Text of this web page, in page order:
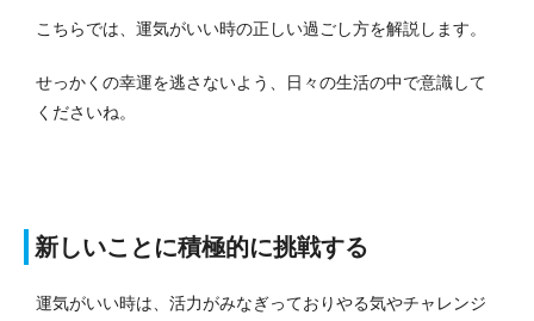
こちらでは、運気がいい時の正しい過ごし方を解説します。
せっかくの幸運を逃さないよう、日々の生活の中で意識して
くださいね。
新しいことに積極的に挑戦する
運気がいい時は、活力がみなぎっておりやる気やチャレンジ